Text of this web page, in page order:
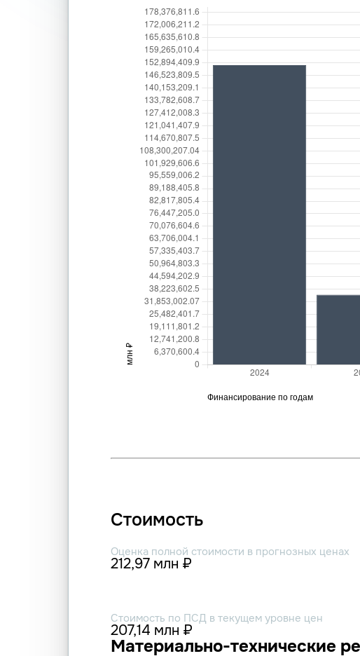
Стоимость
Оценка полной стоимости в прогнозных ценах
212,97 млн ₽
Стоимость по ПСД в текущем уровне цен
207,14 млн ₽
Материально-технические